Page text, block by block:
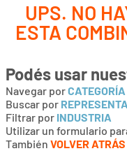
UPS. NO
ESTA
Podés usar
Navegar porCATEGORÍA
Buscar por
Filtrar por INDUSTRIA
Utilizar un formulario
También VOLVER ATRÁS